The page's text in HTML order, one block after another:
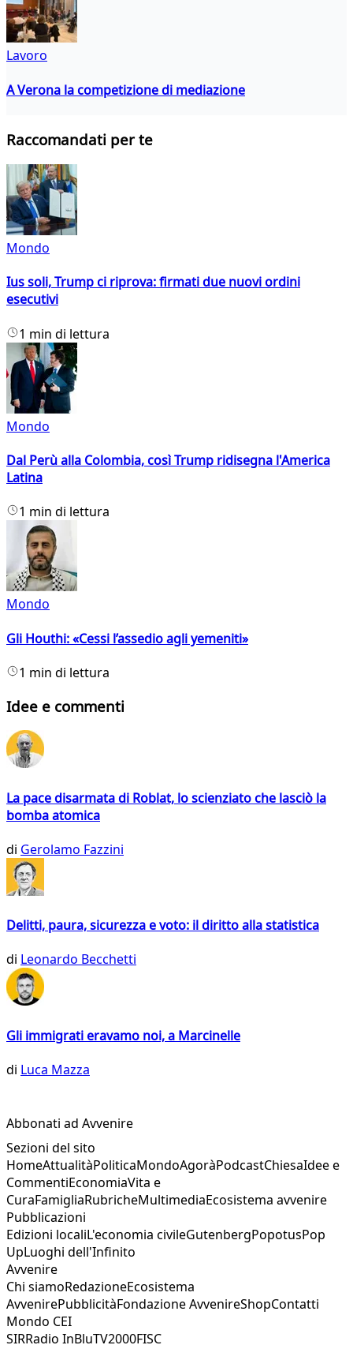
Lavoro
A Verona la competizione di mediazione
Raccomandati per te
Mondo
Ius soli, Trump ci riprova: firmati due nuovi ordini
esecutivi
1 min di lettura
Mondo
Dal Perù alla Colombia, così Trump ridisegna l'America
Latina
1 min di lettura
Mondo
Gli Houthi: «Cessi l’assedio agli yemeniti»
1 min di lettura
Idee e commenti
La pace disarmata di Roblat, lo scienziato che lasciò la
bomba atomica
di Gerolamo Fazzini
Delitti, paura, sicurezza e voto: il diritto alla statistica
di Leonardo Becchetti
Gli immigrati eravamo noi, a Marcinelle
di Luca Mazza
Abbonati ad Avvenire
Sezioni del sito
HomeAttualitàPoliticaMondoAgoràPodcastChiesaIdee e
CommentiEconomiaVita e
CuraFamigliaRubricheMultimediaEcosistema avvenire
Pubblicazioni
Edizioni localiL'economia civileGutenbergPopotusPop
UpLuoghi dell'Infinito
Avvenire
Chi siamoRedazioneEcosistema
AvvenirePubblicitàFondazione AvvenireShopContatti
Mondo CEI
SIRRadio InBluTV2000FISC